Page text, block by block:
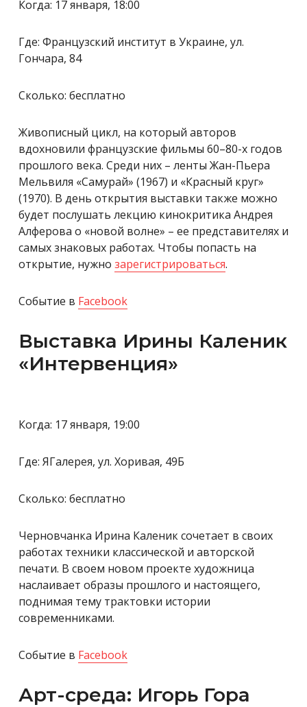
Когда: 17 января, 18:00
Где: Французский институт в Украине, ул.
Гончара, 84
Сколько: бесплатно
Живописный цикл, на который авторов
вдохновили французские фильмы 60–80-х годов
прошлого века. Среди них – ленты Жан-Пьера
Мельвиля «Самурай» (1967) и «Красный круг»
(1970). В день открытия выставки также можно
будет послушать лекцию кинокритика Андрея
Алферова о «новой волне» – ее представителях и
самых знаковых работах. Чтобы попасть на
открытие, нужно зарегистрироваться.
Событие в Facebook
Выставка Ирины Каленик
«Интервенция»
Когда: 17 января, 19:00
Где: ЯГалерея, ул. Хоривая, 49Б
Сколько: бесплатно
Черновчанка Ирина Каленик сочетает в своих
работах техники классической и авторской
печати. В своем новом проекте художница
наслаивает образы прошлого и настоящего,
поднимая тему трактовки истории
современниками.
Событие в Facebook
Арт-среда: Игорь Гора